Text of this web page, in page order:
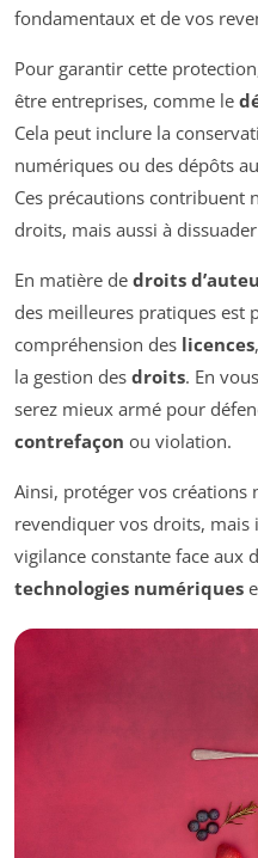
fondamentaux et de vos
Pour garantir cette
être entreprises, comme le
Cela peut inclure la
numériques ou des dépôts
Ces précautions contribuent
droits, mais aussi à
En matière de droits
des meilleures pratiques est
compréhension des licences
la gestion des droits. En
serez mieux armé pour
contrefaçon ou violation.
Ainsi, protéger vos créations
revendiquer vos droits,
vigilance constante face aux
technologies numériques